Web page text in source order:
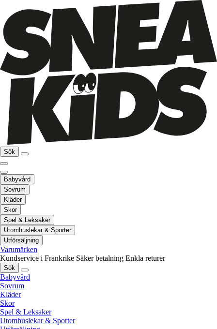
Sök
Babyvård
Sovrum
Kläder
Skor
Spel & Leksaker
Utomhuslekar & Sporter
Utförsäljning
Varumärken
Kundservice i Frankrike Säker betalning Enkla returer
Sök
Babyvård
Sovrum
Kläder
Skor
Spel & Leksaker
Utomhuslekar & Sporter